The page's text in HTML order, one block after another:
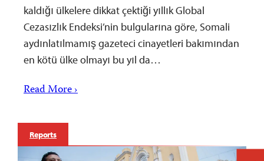
kaldığı ülkelere dikkat çektiği yıllık Global
Cezasızlık Endeksi’nin bulgularına göre, Somali
aydınlatılmamış gazeteci cinayetleri bakımından
en kötü ülke olmayı bu yıl da…
Read More ›
Reports